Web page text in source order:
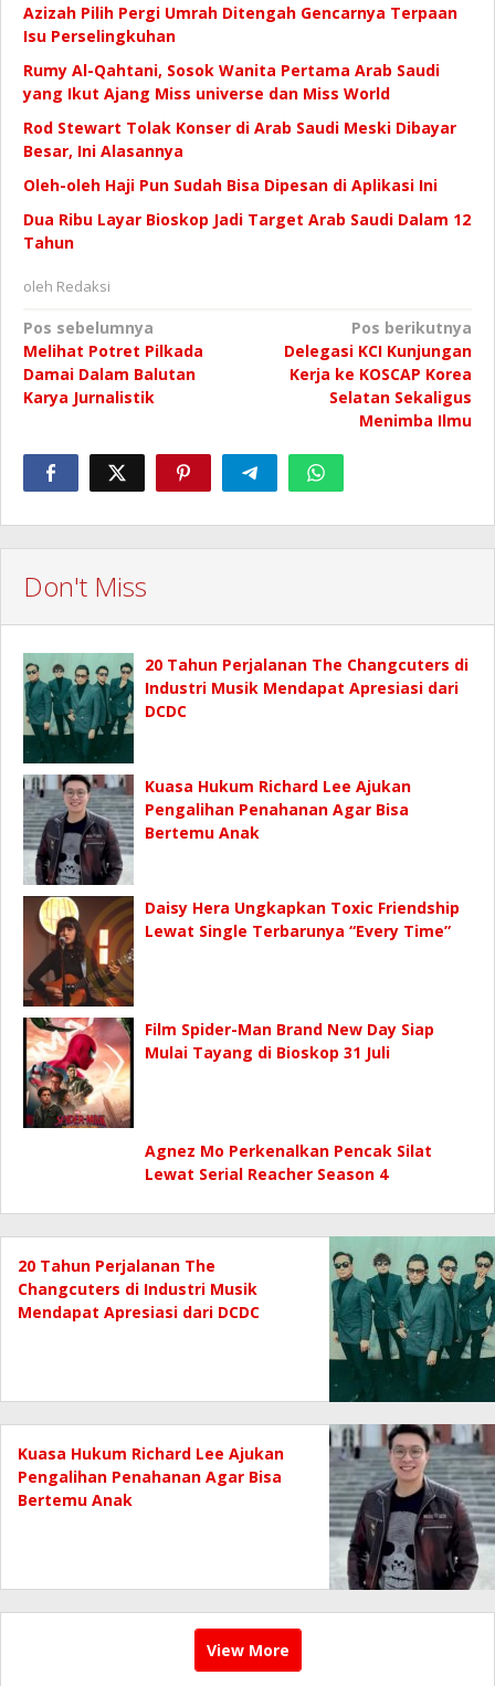
Azizah Pilih Pergi Umrah Ditengah Gencarnya Terpaan
Isu Perselingkuhan
Rumy Al-Qahtani, Sosok Wanita Pertama Arab Saudi
yang Ikut Ajang Miss universe dan Miss World
Rod Stewart Tolak Konser di Arab Saudi Meski Dibayar
Besar, Ini Alasannya
Oleh-oleh Haji Pun Sudah Bisa Dipesan di Aplikasi Ini
Dua Ribu Layar Bioskop Jadi Target Arab Saudi Dalam 12
Tahun
oleh Redaksi
Navigasi
pos
Pos sebelumnya
Melihat Potret Pilkada
Damai Dalam Balutan
Karya Jurnalistik
Pos berikutnya
Delegasi KCI Kunjungan
Kerja ke KOSCAP Korea
Selatan Sekaligus
Menimba Ilmu
Don't Miss
20 Tahun Perjalanan The Changcuters di
Industri Musik Mendapat Apresiasi dari
DCDC
Kuasa Hukum Richard Lee Ajukan
Pengalihan Penahanan Agar Bisa
Bertemu Anak
Daisy Hera Ungkapkan Toxic Friendship
Lewat Single Terbarunya “Every Time”
Film Spider-Man Brand New Day Siap
Mulai Tayang di Bioskop 31 Juli
Agnez Mo Perkenalkan Pencak Silat
Lewat Serial Reacher Season 4
20 Tahun Perjalanan The
Changcuters di Industri Musik
Mendapat Apresiasi dari DCDC
Kuasa Hukum Richard Lee Ajukan
Pengalihan Penahanan Agar Bisa
Bertemu Anak
View More